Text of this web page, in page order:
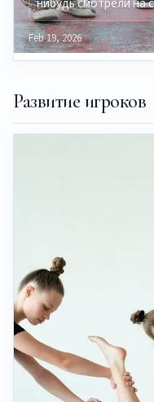
нибудь смотрели на
Feb 19, 2026
Развитие игроков